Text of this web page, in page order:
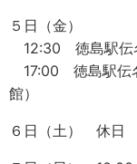
５日（金）
12:30 徳島駅伝
17:00 徳島駅伝
館）
６日（土） 休日